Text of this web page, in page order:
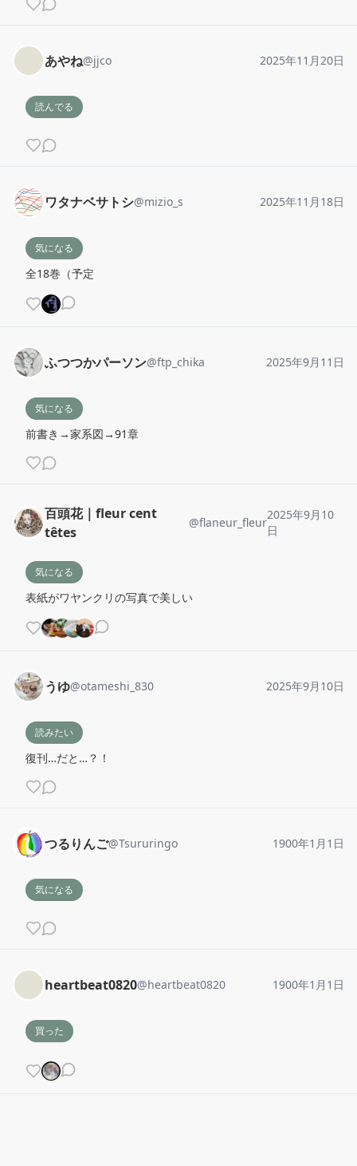
あやね@jjco 2025年11月20日
読んでる
ワタナベサトシ@mizio_s 2025年11月18日
気になる
全18巻（予定
ふつつかパーソン@ftp_chika 2025年9月11日
気になる
前書き→家系図→91章
百頭花｜fleur cent
têtes
@flaneur_fleur
2025年9月10
日
気になる
表紙がワヤンクリの写真で美しい
うゆ@otameshi_830 2025年9月10日
読みたい
復刊…だと…？！
つるりんご@Tsururingo 1900年1月1日
気になる
heartbeat0820@heartbeat0820 1900年1月1日
買った